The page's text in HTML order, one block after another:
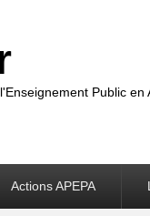
Public en
Actions APEPA